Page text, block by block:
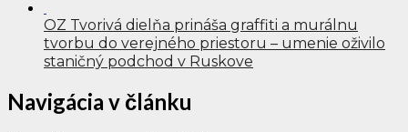
OZ Tvorivá dielňa prináša graffiti a murálnu
tvorbu do verejného priestoru – umenie oživilo
staničný podchod v Ruskove
Navigácia v článku